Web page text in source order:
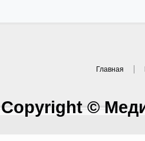
Главная
Copyright ©